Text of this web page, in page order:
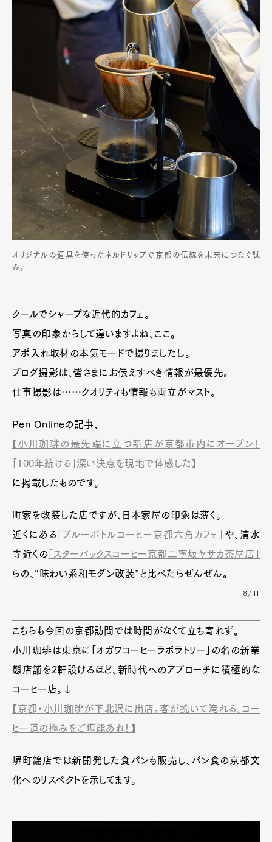
オリジナルの道具を使ったネルドリップで京都の伝統を未来につなぐ試
み。
クールでシャープな近代的カフェ。
写真の印象からして違いますよね、ここ。
アポ入れ取材の本気モードで撮りましたし。
ブログ撮影は、皆さまにお伝えすべき情報が最優先。
仕事撮影は……クオリティも情報も両立がマスト。
Pen Onlineの記事、
【小川珈琲の最先端に立つ新店が京都市内にオープン！
「100年続ける」深い決意を現地で体感した】
に掲載したものです。
町家を改装した店ですが、日本家屋の印象は薄く。
近くにある 「ブルーボトルコーヒー京都六角カフェ」 や、清水
寺近くの 「スターバックスコーヒー京都二寧坂ヤサカ茶屋店」
らの、“味わい系和モダン改装”と比べたらぜんぜん。
8/11
こちらも今回の京都訪問では時間がなくて立ち寄れず。
小川珈琲は東京に「オガワコーヒーラボラトリー」の名の新業
態店舗を2軒設けるほど、新時代へのアプローチに積極的な
コーヒー店。↓
【京都・小川珈琲が下北沢に出店。客が挽いて淹れる、コー
ヒー道の極みをご堪能あれ！】
堺町錦店では新開発した食パンも販売し、パン食の京都文
化へのリスペクトを示してます。